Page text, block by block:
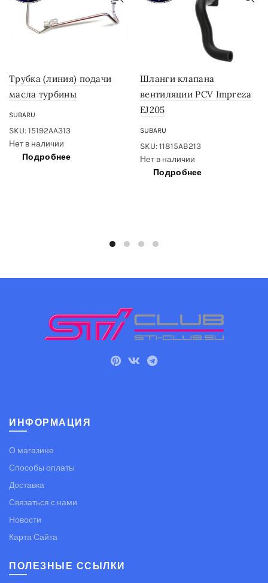
Трубка (линия) подачи
масла турбины
SUBARU
SKU: 15192AA313
Нет в наличии
Подробнее
Шланги клапана
вентиляции PCV Impreza
EJ205
SUBARU
SKU: 11815AB213
Нет в наличии
Подробнее
ИНФОРМАЦИЯ
О магазине
Способы оплаты
Доставка
Связаться с нами
Новости
Карта Сайта
ПОЛЕЗНЫЕ ССЫЛКИ